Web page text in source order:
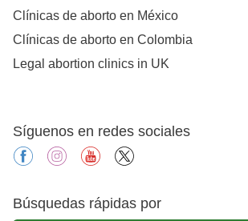
Clínicas de aborto en México
Clínicas de aborto en Colombia
Legal abortion clinics in UK
Síguenos en redes sociales
facebookinstagramyoutube
Búsquedas rápidas por